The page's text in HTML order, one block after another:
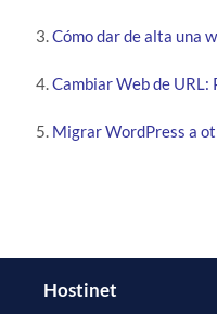
Cómo dar de alta una
Cambiar Web de URL:
Migrar WordPress a
Hostinet